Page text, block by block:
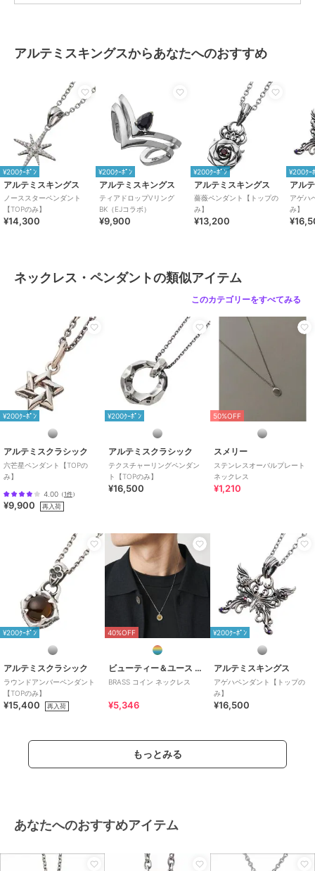
結婚式・二次会
シルバー系
/その他モチーフアク
セ
シルバー925/ パーティー・
アルテミスキングスからあなたへのおすすめ
¥200ｸｰﾎﾟﾝ
アルテミスキングス
ノーススターペンダント
【TOPのみ】
¥14,300
¥200ｸｰﾎﾟﾝ
アルテミスキングス
ティアドロップVリング
BK（EJコラボ）
¥9,900
¥200ｸｰﾎﾟﾝ
アルテミスキングス
薔薇ペンダント【トップの
み】
¥13,200
¥200ｸｰ
アル
アゲハ
み】
ネックレス・ペンダントの類似アイテム
このカテゴリーをすべてみる
¥200ｸｰﾎﾟﾝ
アルテミスクラシック
六芒星ペンダント【TOPの
み】
4.00 （1件）
¥9,900 再入荷
¥200ｸｰﾎﾟﾝ
アルテミスクラシック
テクスチャーリングペンダン
ト【TOPのみ】
¥16,500
50%OFF
スメリー
ステンレスオーバルプレート
ネックレス
¥1,210
¥200ｸｰﾎﾟﾝ
アルテミスクラシック
ラウンドアンバーペンダント
【TOPのみ】
¥15,400 再入荷
40%OFF
ビューティー＆ユース ユナイテッドアローズ
BRASS コイン ネックレス
¥5,346
¥200ｸｰﾎﾟﾝ
アルテミスキングス
アゲハペンダント【トップの
み】
¥16,500
もっとみる
あなたへのおすすめアイテム